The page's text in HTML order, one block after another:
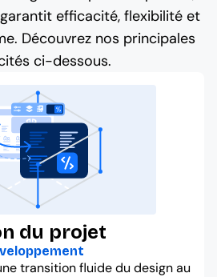
efficacité, flexibilité et
Découvrez nos principales
ci-dessous.
du projet
transition fluide du design au